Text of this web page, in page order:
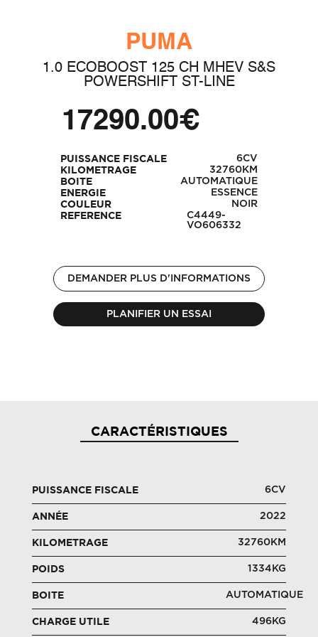
PUMA
1.0 ECOBOOST 125 CH MHEV S&S
POWERSHIFT ST-LINE
17290.00€
PUISSANCE FISCALE 6CV
KILOMETRAGE 32760KM
BOITE AUTOMATIQUE
ENERGIE ESSENCE
COULEUR NOIR
REFERENCE
C4449-
VO606332
DEMANDER PLUS D'INFORMATIONS
PLANIFIER UN ESSAI
CARACTÉRISTIQUES
PUISSANCE FISCALE 6CV
ANNÉE 2022
KILOMETRAGE 32760KM
POIDS 1334KG
BOITE AUTOMATIQUE
CHARGE UTILE 496KG